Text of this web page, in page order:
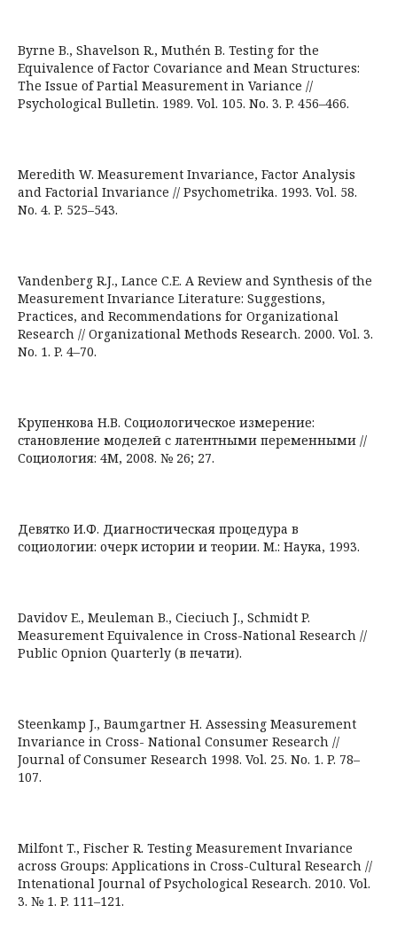
Byrne B., Shavelson R., Muthén B. Testing for the
Equivalence of Factor Covariance and Mean Structures:
The Issue of Partial Measurement in Variance //
Psychological Bulletin. 1989. Vol. 105. No. 3. P. 456–466.
Meredith W. Measurement Invariance, Factor Analysis
and Factorial Invariance // Psychometrika. 1993. Vol. 58.
No. 4. P. 525–543.
Vandenberg R.J., Lance C.E. A Review and Synthesis of the
Measurement Invariance Literature: Suggestions,
Practices, and Recommendations for Organizational
Research // Organizational Methods Research. 2000. Vol. 3.
No. 1. P. 4–70.
Крупенкова Н.В. Социологическое измерение:
становление моделей с латентными переменными //
Социология: 4М, 2008. № 26; 27.
Девятко И.Ф. Диагностическая процедура в
социологии: очерк истории и теории. М.: Наука, 1993.
Davidov E., Meuleman B., Cieciuch J., Schmidt P.
Measurement Equivalence in Cross-National Research //
Public Opnion Quarterly (в печати).
Steenkamp J., Baumgartner H. Assessing Measurement
Invariance in Cross- National Consumer Research //
Journal of Consumer Research 1998. Vol. 25. No. 1. P. 78–
107.
Milfont T., Fischer R. Testing Measurement Invariance
across Groups: Applications in Cross-Cultural Research //
Intenational Journal of Psychological Research. 2010. Vol.
3. № 1. P. 111–121.